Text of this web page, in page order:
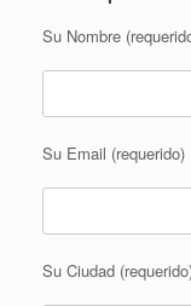
Su Nombre
Su Email (requerido)
Su Ciudad